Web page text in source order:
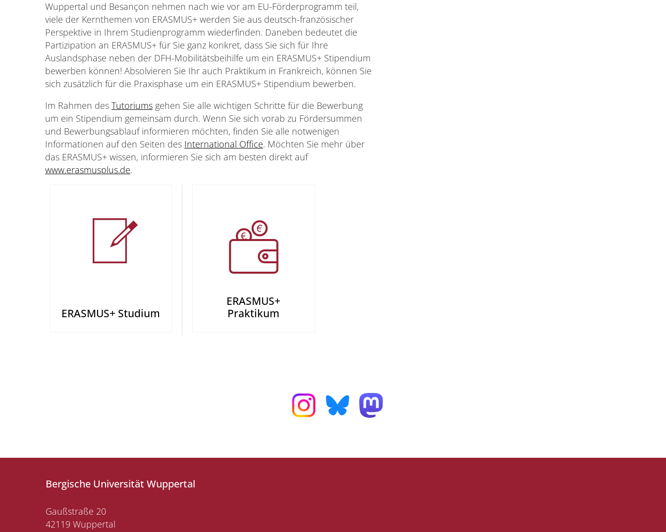
Wuppertal und Besançon nehmen nach wie vor am EU-Förderprogramm teil,
viele der Kernthemen von ERASMUS+ werden Sie aus deutsch-französischer
Perspektive in Ihrem Studienprogramm wiederfinden. Daneben bedeutet die
Partizipation an ERASMUS+ für Sie ganz konkret, dass Sie sich für Ihre
Auslandsphase neben der DFH-Mobilitätsbeihilfe um ein ERASMUS+ Stipendium
bewerben können! Absolvieren Sie Ihr auch Praktikum in Frankreich, können Sie
sich zusätzlich für die Praxisphase um ein ERASMUS+ Stipendium bewerben.
Im Rahmen des Tutoriumsgehen Sie alle wichtigen Schritte für die Bewerbung
um ein Stipendium gemeinsam durch. Wenn Sie sich vorab zu Fördersummen
und Bewerbungsablauf informieren möchten, finden Sie alle notwenigen
Informationen auf den Seiten des International Office. Möchten Sie mehr über
das ERASMUS+ wissen, informieren Sie sich am besten direkt auf
www.erasmusplus.de.
ERASMUS+ Studium
ERASMUS+
Praktikum
Bergische Universität Wuppertal
Gaußstraße 20
42119 Wuppertal